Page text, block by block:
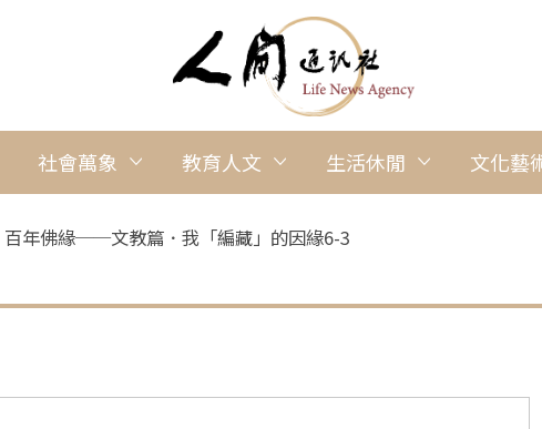
社會萬象 教育人文 生活休閒 文化藝
百年佛緣──文教篇．我「編藏」的因緣6-3